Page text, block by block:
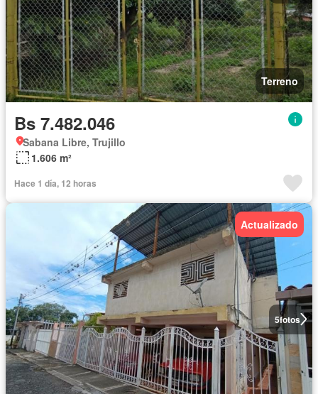
Terreno
Bs 7.482.046
Sabana Libre, Trujillo
1.606 m²
Hace 1 día, 12 horas
5fotos
Actualizado